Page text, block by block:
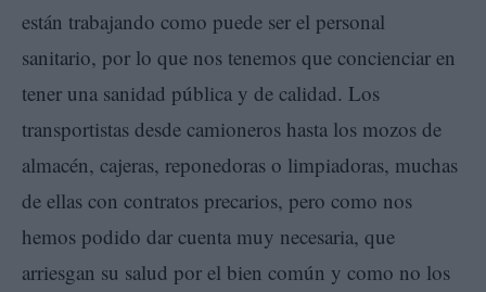
están trabajando como puede ser el personal
sanitario, por lo que nos tenemos que concienciar en
tener una sanidad pública y de calidad. Los
transportistas desde camioneros hasta los mozos de
almacén, cajeras, reponedoras o limpiadoras, muchas
de ellas con contratos precarios, pero como nos
hemos podido dar cuenta muy necesaria, que
arriesgan su salud por el bien común y como no los